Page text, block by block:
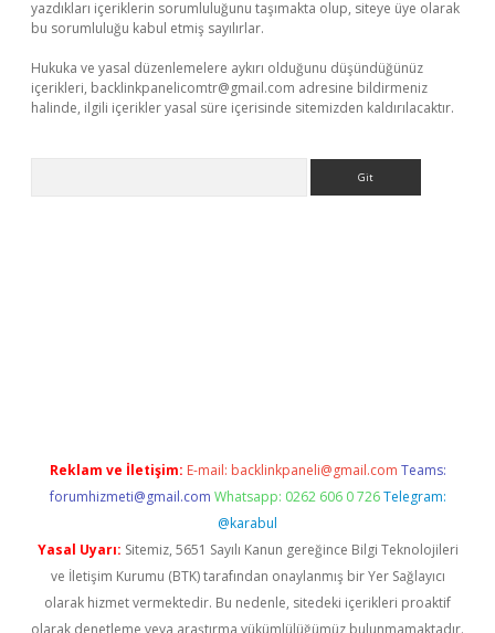
yazdıkları içeriklerin sorumluluğunu taşımakta olup, siteye üye olarak
bu sorumluluğu kabul etmiş sayılırlar.
Hukuka ve yasal düzenlemelere aykırı olduğunu düşündüğünüz
içerikleri, backlinkpanelicomtr@gmail.com adresine bildirmeniz
halinde, ilgili içerikler yasal süre içerisinde sitemizden kaldırılacaktır.
Reklam ve İletişim: E-mail: backlinkpaneli@gmail.com Teams:
forumhizmeti@gmail.com Whatsapp: 0262 606 0 726 Telegram:
@karabul
Yasal Uyarı: Sitemiz, 5651 Sayılı Kanun gereğince Bilgi Teknolojileri
ve İletişim Kurumu (BTK) tarafından onaylanmış bir Yer Sağlayıcı
olarak hizmet vermektedir. Bu nedenle, sitedeki içerikleri proaktif
olarak denetleme veya araştırma yükümlülüğümüz bulunmamaktadır.